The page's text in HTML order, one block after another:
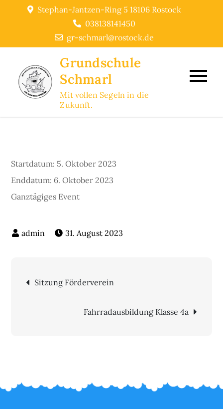
Stephan-Jantzen-Ring 5 18106 Rostock
038138141450
gr-schmarl@rostock.de
Grundschule
Schmarl
Mit vollen Segeln in die
Zukunft.
Startdatum: 5. Oktober 2023
Enddatum: 6. Oktober 2023
Ganztägiges Event
31. August 2023
Beitragsnavigation
Sitzung Förderverein
Fahrradausbildung Klasse 4a